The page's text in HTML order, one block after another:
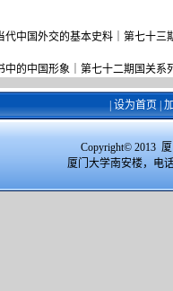
中国外交的基本史料｜第七十
中的中国形象｜第七十二期国关
设为首页
Copyright© 2013
厦门大学南安楼，电